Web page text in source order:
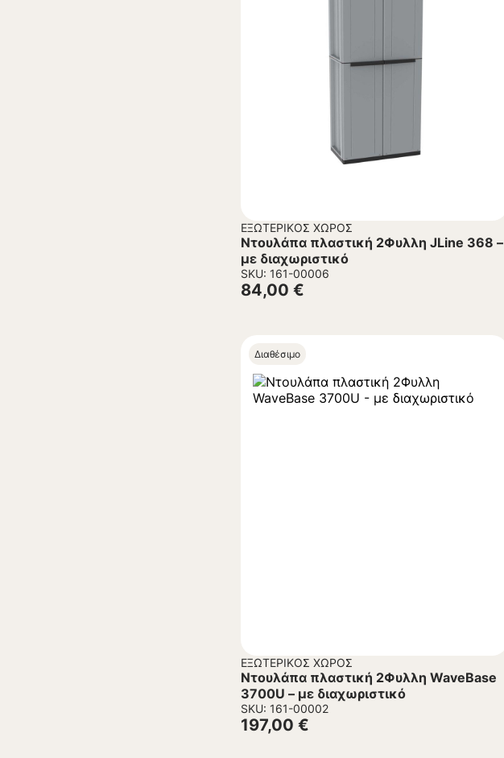
ΕΞΩΤΕΡΙΚΌΣ ΧΏΡΟΣ
Ντουλάπα πλαστική 2Φυλλη JLine 368 –
με διαχωριστικό
SKU: 161-00006
84,00 €
Διαθέσιμο
ΕΞΩΤΕΡΙΚΌΣ ΧΏΡΟΣ
Ντουλάπα πλαστική 2Φυλλη WaveBase
3700U – με διαχωριστικό
SKU: 161-00002
197,00 €